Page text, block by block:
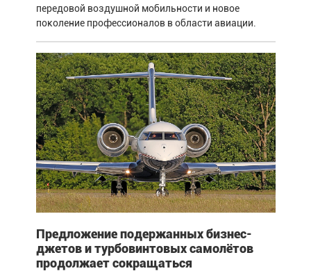
передовой воздушной мобильности и новое
поколение профессионалов в области авиации.
Предложение подержанных бизнес-
джетов и турбовинтовых самолётов
продолжает сокращаться